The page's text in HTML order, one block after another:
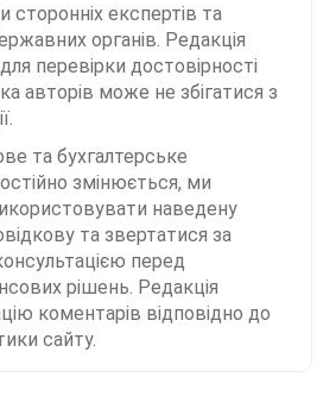
сторонніх експертів та
органів. Редакція
перевірки достовірності
авторів може не збігатися з
та бухгалтерське
змінюється, ми
наведену
та звертатися за
перед
рішень. Редакція
коментарів відповідно до
сайту.